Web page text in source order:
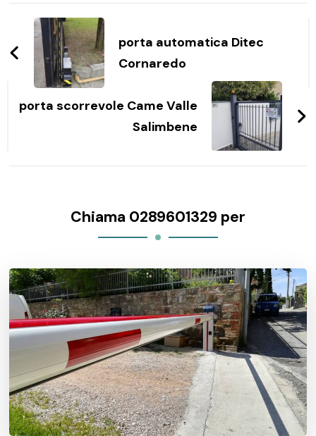
Navigazione
articoli
porta automatica Ditec
Cornaredo
porta scorrevole Came Valle
Salimbene
Chiama 0289601329 per